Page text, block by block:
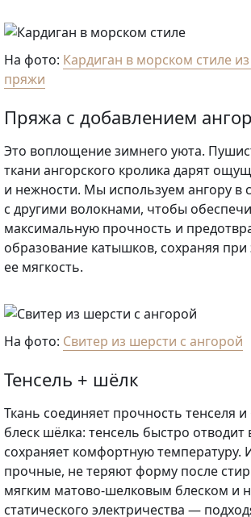
На фото: Кардиган в морском стиле
пряжи
Пряжа с добавлением
Это воплощение зимнего уюта.
ткани ангорского кролика дарят
и нежности. Мы используем ангору в
с другими волокнами, чтобы
максимальную прочность и
образование катышков, сохраняя при
ее мягкость.
На фото: Свитер из шерсти с ангорой
Тенсель + шёлк
Ткань соединяет прочность тенселя
блеск шёлка: тенсель быстро отводит
сохраняет комфортную температуру.
прочные, не теряют форму после
мягким матово-шелковым блеском и
статического электричества —